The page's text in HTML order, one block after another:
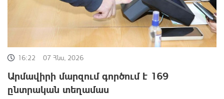
16:22 07 Հնս, 2026
Արմավիրի մարզում գործում է 169
ընտրական տեղամաս